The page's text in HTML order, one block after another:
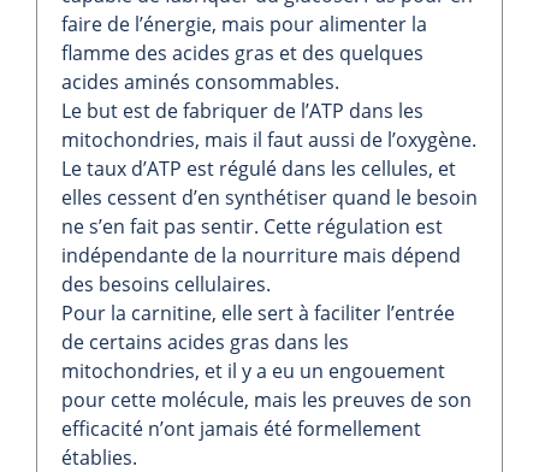
faire de l’énergie, mais pour alimenter la
flamme des acides gras et des quelques
acides aminés consommables.
Le but est de fabriquer de l’ATP dans les
mitochondries, mais il faut aussi de l’oxygène.
Le taux d’ATP est régulé dans les cellules, et
elles cessent d’en synthétiser quand le besoin
ne s’en fait pas sentir. Cette régulation est
indépendante de la nourriture mais dépend
des besoins cellulaires.
Pour la carnitine, elle sert à faciliter l’entrée
de certains acides gras dans les
mitochondries, et il y a eu un engouement
pour cette molécule, mais les preuves de son
efficacité n’ont jamais été formellement
établies.